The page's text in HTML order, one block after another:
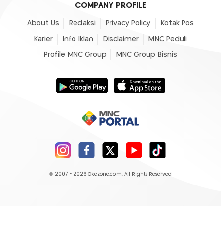
COMPANY PROFILE
About Us Redaksi Privacy Policy Kotak Pos
Karier Info Iklan Disclaimer MNC Peduli
Profile MNC Group MNC Group Bisnis
© 2007 - 2026 Okezone.com, All Rights Reserved